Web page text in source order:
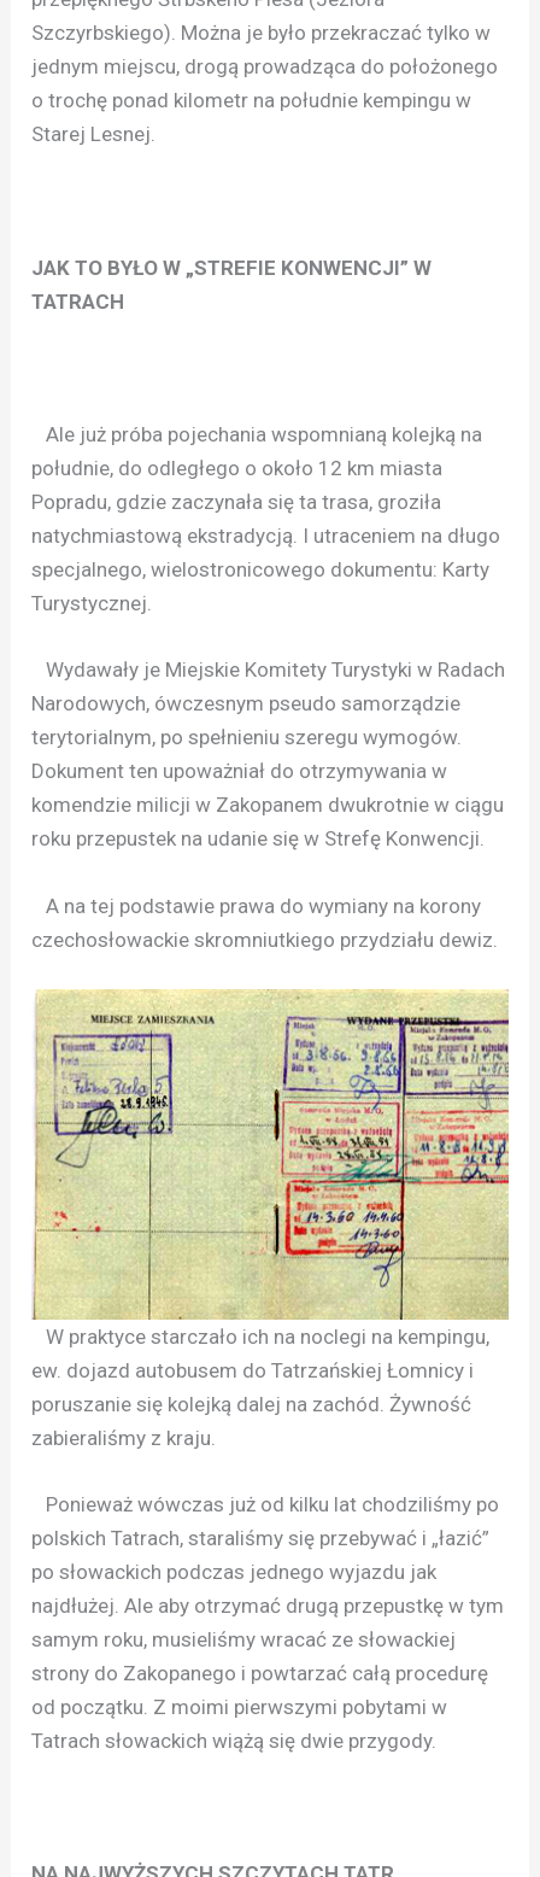
Szczyrbskiego). Można je było przekraczać tylko w
jednym miejscu, drogą prowadząca do położonego
o trochę ponad kilometr na południe kempingu w
Starej Lesnej.
JAK TO BYŁO W „STREFIE KONWENCJI” W
TATRACH
Ale już próba pojechania wspomnianą kolejką na
południe, do odległego o około 12 km miasta
Popradu, gdzie zaczynała się ta trasa, groziła
natychmiastową ekstradycją. I utraceniem na długo
specjalnego, wielostronicowego dokumentu: Karty
Turystycznej.
Wydawały je Miejskie Komitety Turystyki w Radach
Narodowych, ówczesnym pseudo samorządzie
terytorialnym, po spełnieniu szeregu wymogów.
Dokument ten upoważniał do otrzymywania w
komendzie milicji w Zakopanem dwukrotnie w ciągu
roku przepustek na udanie się w Strefę Konwencji.
A na tej podstawie prawa do wymiany na korony
czechosłowackie skromniutkiego przydziału dewiz.
W praktyce starczało ich na noclegi na kempingu,
ew. dojazd autobusem do Tatrzańskiej Łomnicy i
poruszanie się kolejką dalej na zachód. Żywność
zabieraliśmy z kraju.
Ponieważ wówczas już od kilku lat chodziliśmy po
polskich Tatrach, staraliśmy się przebywać i „łazić”
po słowackich podczas jednego wyjazdu jak
najdłużej. Ale aby otrzymać drugą przepustkę w tym
samym roku, musieliśmy wracać ze słowackiej
strony do Zakopanego i powtarzać całą procedurę
od początku. Z moimi pierwszymi pobytami w
Tatrach słowackich wiążą się dwie przygody.